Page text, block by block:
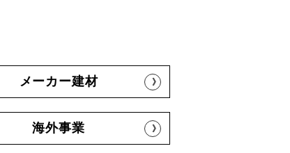
メーカー建材
海外事業